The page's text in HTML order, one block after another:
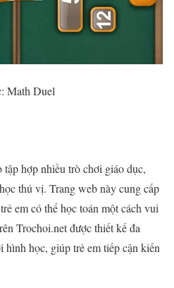
Math Duel
tập hợp nhiều trò chơi giáo dục,
thú vị. Trang web này cung cấp
em có thể học toán một cách vui
Trochoi.net được thiết kế đa
hình học, giúp trẻ em tiếp cận kiến